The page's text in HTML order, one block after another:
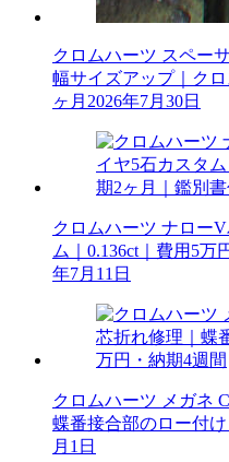
クロムハーツ スペー
幅サイズアップ｜ク
ヶ月 2026年7月30日
クロムハーツ ナロー
ム｜0.136ct｜費用5万
年7月11日
クロムハーツ メガネ
蝶番接合部のロー付
月1日